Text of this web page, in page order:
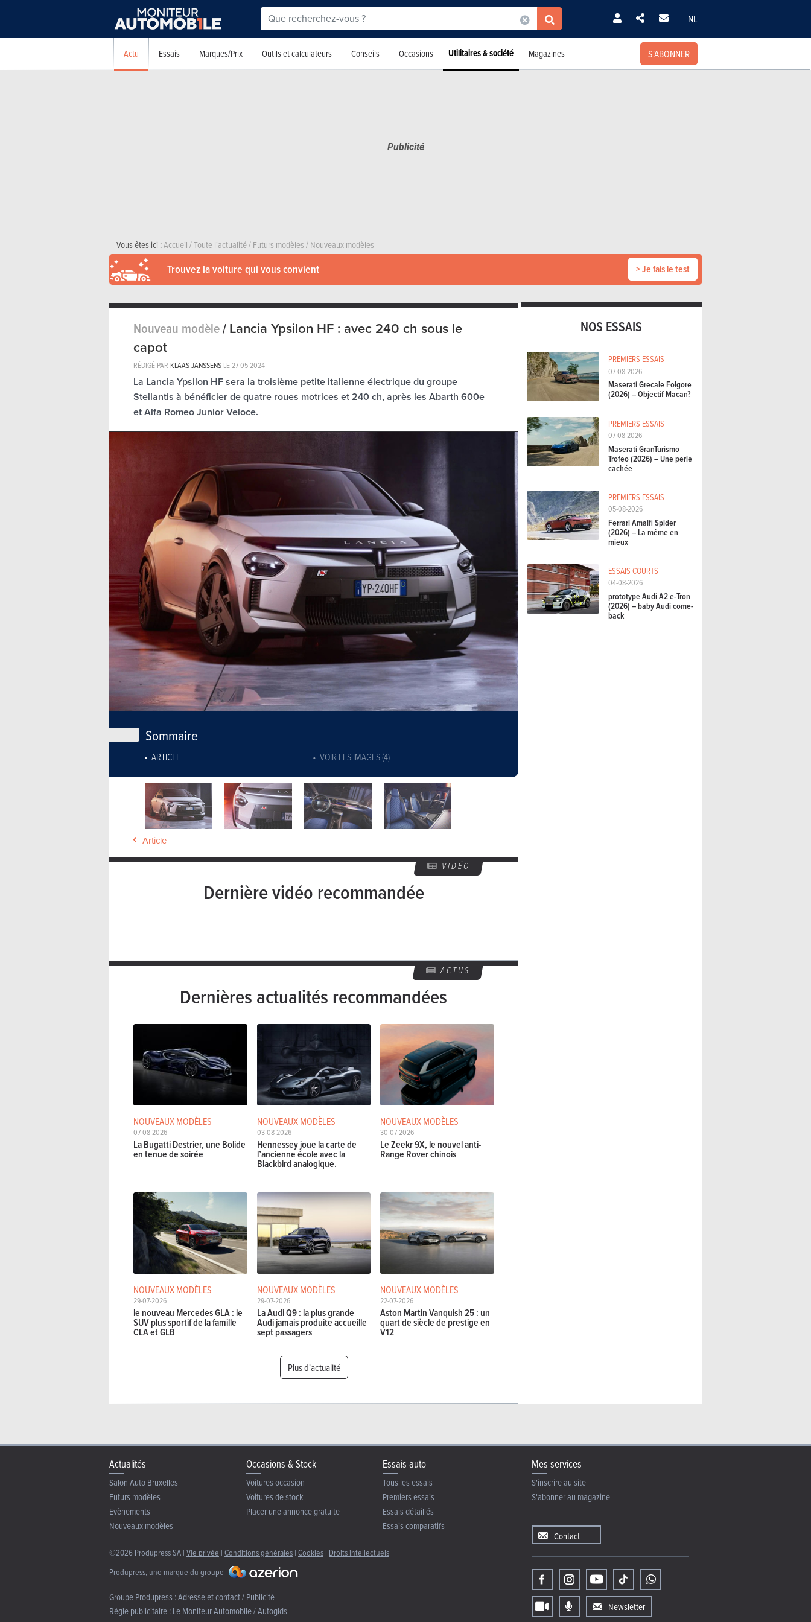
NL
Actu Essais Marques/Prix Outils et calculateurs Conseils Occasions Utilitaires & société Magazines S'ABONNER
Vous êtes ici :Accueil/Toute l'actualité/Futurs modèles/Nouveaux modèles
Trouvez la voiture qui vous convient > Je fais le test
Nouveau modèle/Lancia Ypsilon HF : avec 240 ch sous le
capot
RÉDIGÉ PAR KLAAS JANSSENS LE27-05-2024
La Lancia Ypsilon HF sera la troisième petite italienne électrique du groupe
Stellantis à bénéficier de quatre roues motrices et 240 ch, après les Abarth 600e
et Alfa Romeo Junior Veloce.
Sommaire
ARTICLE VOIR LES IMAGES (4)
Article
VIDÉO
Dernière vidéo recommandée
ACTUS
Dernières actualités recommandées
NOUVEAUX MODÈLES
07-08-2026
La Bugatti Destrier, une Bolide
en tenue de soirée
NOUVEAUX MODÈLES
03-08-2026
Hennessey joue la carte de
l’ancienne école avec la
Blackbird analogique.
NOUVEAUX MODÈLES
30-07-2026
Le Zeekr 9X, le nouvel anti-
Range Rover chinois
NOUVEAUX MODÈLES
29-07-2026
le nouveau Mercedes GLA : le
SUV plus sportif de la famille
CLA et GLB
NOUVEAUX MODÈLES
29-07-2026
La Audi Q9 : la plus grande
Audi jamais produite accueille
sept passagers
NOUVEAUX MODÈLES
22-07-2026
Aston Martin Vanquish 25 : un
quart de siècle de prestige en
V12
Plus d'actualité
NOS ESSAIS
PREMIERS ESSAIS
07-08-2026
Maserati Grecale Folgore
(2026) – Objectif Macan?
PREMIERS ESSAIS
07-08-2026
Maserati GranTurismo
Trofeo (2026) – Une perle
cachée
PREMIERS ESSAIS
05-08-2026
Ferrari Amalfi Spider
(2026) – La même en
mieux
ESSAIS COURTS
04-08-2026
prototype Audi A2 e-Tron
(2026) – baby Audi come-
back
Actualités
Salon Auto Bruxelles
Futurs modèles
Evènements
Nouveaux modèles
Occasions & Stock
Voitures occasion
Voitures de stock
Placer une annonce gratuite
Essais auto
Tous les essais
Premiers essais
Essais détaillés
Essais comparatifs
©2026 Produpress SA | Vie privée | Conditions générales | Cookies | Droits intellectuels
Produpress, une marque du groupe
Groupe Produpress :Adresse et contact / Publicité
Régie publicitaire :Le Moniteur Automobile / Autogids
Mes services
S'inscrire au site
S'abonner au magazine
Contact
Newsletter